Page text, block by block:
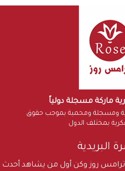
ماركة مسجلة دولياً
ومسجلة ومحمية بموجب حقوق
بمختلف الدول
البريدية
ترامس روز وكن أول من يشاهد أحدث